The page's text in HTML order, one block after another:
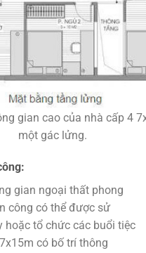
gian cao của nhà cấp 4
một gác lửng.
gian ngoại thất phong
công có thể được sử
hoặc tổ chức các buổi tiệc
có bố trí thông